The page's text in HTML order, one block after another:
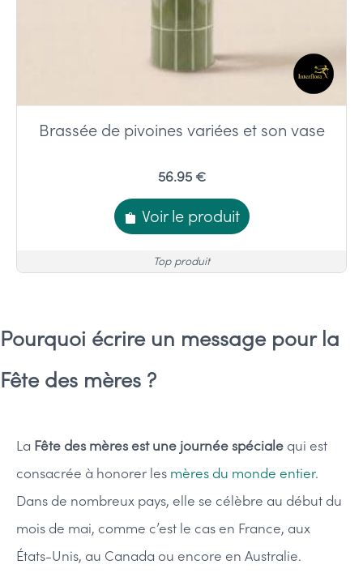
Brassée de pivoines variées et son vase
56.95 €
Voir le produit
Top produit
Pourquoi écrire un message pour la
Fête des mères ?
La Fête des mères est une journée spéciale qui est
consacrée à honorer les mères du monde entier.
Dans de nombreux pays, elle se célèbre au début du
mois de mai, comme c’est le cas en France, aux
États-Unis, au Canada ou encore en Australie.